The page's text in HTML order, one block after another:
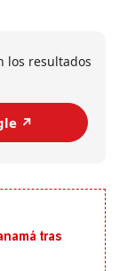
los resultados
↗️
tras